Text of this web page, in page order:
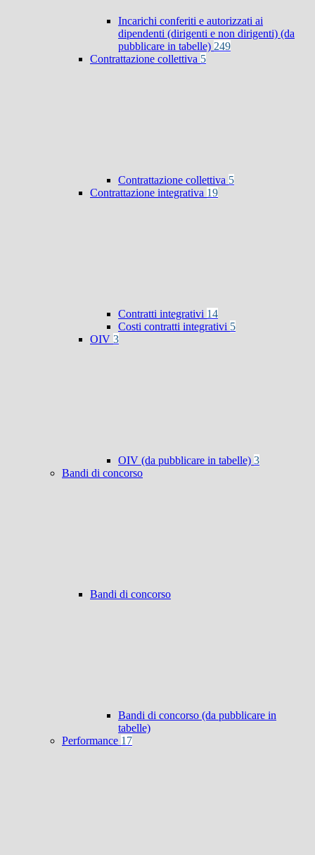
Incarichi conferiti e autorizzati ai
dipendenti (dirigenti e non dirigenti) (da
pubblicare in tabelle) 249
Contrattazione collettiva 5
Contrattazione collettiva 5
Contrattazione integrativa 19
Contratti integrativi 14
Costi contratti integrativi 5
OIV 3
OIV (da pubblicare in tabelle) 3
Bandi di concorso
Bandi di concorso
Bandi di concorso (da pubblicare in
tabelle)
Performance 17